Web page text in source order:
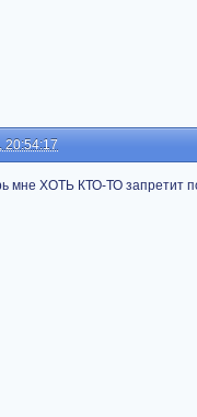
20:54:17
мне ХОТЬ КТО-ТО запретит